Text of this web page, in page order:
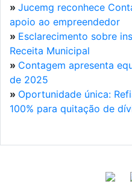
» Jucemg reconhece
apoio ao empreendedor
» Esclarecimento sobre
Receita Municipal
» Contagem apresenta
de 2025
» Oportunidade única:
100% para quitação de